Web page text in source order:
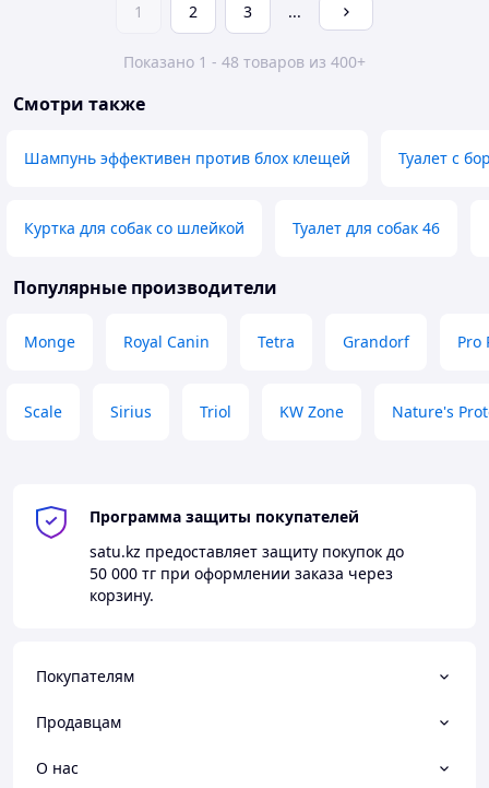
1 2 3 ...
Показано 1 - 48 товаров из 400+
Смотри также
Шампунь эффективен против блох клещей Туалет с
Куртка для собак со шлейкой Туалет для собак 46
Популярные производители
Monge Royal Canin Tetra Grandorf Pro
Scale Sirius Triol KW Zone Nature's
Программа защиты покупателей
satu.kz предоставляет защиту покупок до
50 000 тг при оформлении заказа через
корзину.
Покупателям
Продавцам
О нас